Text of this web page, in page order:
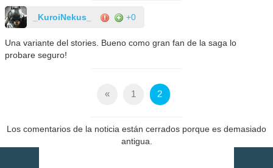
_KuroiNekus_ +0
Una variante del stories. Bueno como gran fan de la saga lo
probare seguro!
« 1 2
Los comentarios de la noticia están cerrados porque es demasiado
antigua.